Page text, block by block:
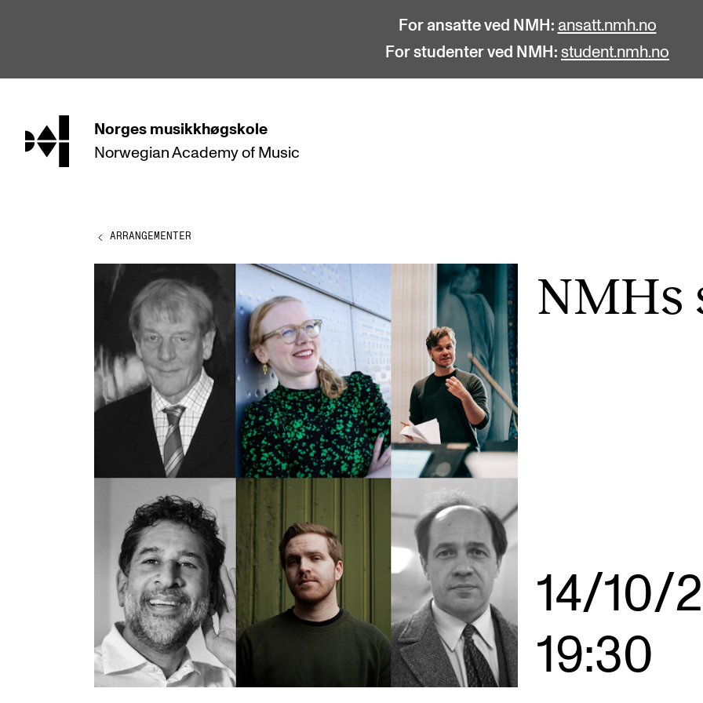
For ansatte ved NMH: ansatt.nmh.no
For studenter ved NMH: student.nmh.no
hjem Norges musikkhøgskole
Norwegian Academy of Music
STUDIER
Bachelor
Master
Doktorgrad
Årsstudium og videreutdanning
Etterutdanning og kurs
Talentutvikling
Fagmiljøer
Salane våre
Studentutvalet SUT (student.nmh.no)
INTERNASJONALT
Utveksling
Internasjonal strategi
Samarbeidsprosjekter
Nettverk
IN.TUNE
AKTUELT
Arrangementer og konserter
Nyheter og historier
Ledige stillinger
ARRANGEMENTER
NMHs
14/10/
19:30